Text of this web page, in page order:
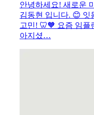
안녕하세요! 새로운
김동현 입니다. 😊 잇
고민! 🦷🧡 요즘 임플
아지셨…